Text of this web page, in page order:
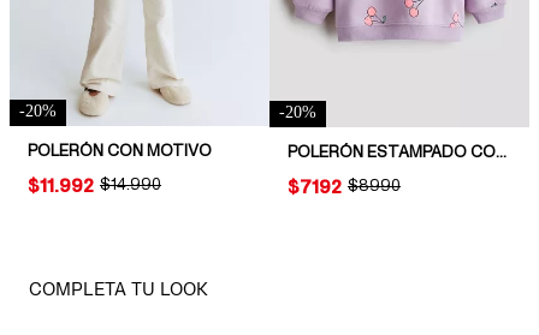
-20%
POLERÓN CON MOTIVO
ORIGINAL PRICE:
$14.990
PRICE:
$11.992
-20%
POLERÓN ESTAMPADO CON INTERIOR CEPILLADO
ORIGINAL PRICE:
$8990
PRICE:
$7192
COMPLETA TU LOOK